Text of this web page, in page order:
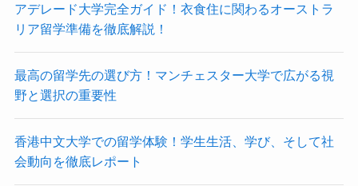
アデレード大学完全ガイド！衣食住に関わるオーストラ
リア留学準備を徹底解説！
最高の留学先の選び方！マンチェスター大学で広がる視
野と選択の重要性
香港中文大学での留学体験！学生生活、学び、そして社
会動向を徹底レポート